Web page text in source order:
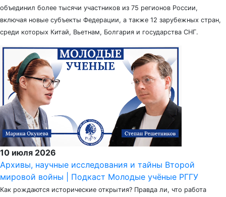
объединил более тысячи участников из 75 регионов России,
включая новые субъекты Федерации, а также 12 зарубежных стран,
среди которых Китай, Вьетнам, Болгария и государства СНГ.
10 июля 2026
Архивы, научные исследования и тайны Второй
мировой войны | Подкаст Молодые учёные РГГУ
Как рождаются исторические открытия? Правда ли, что работа